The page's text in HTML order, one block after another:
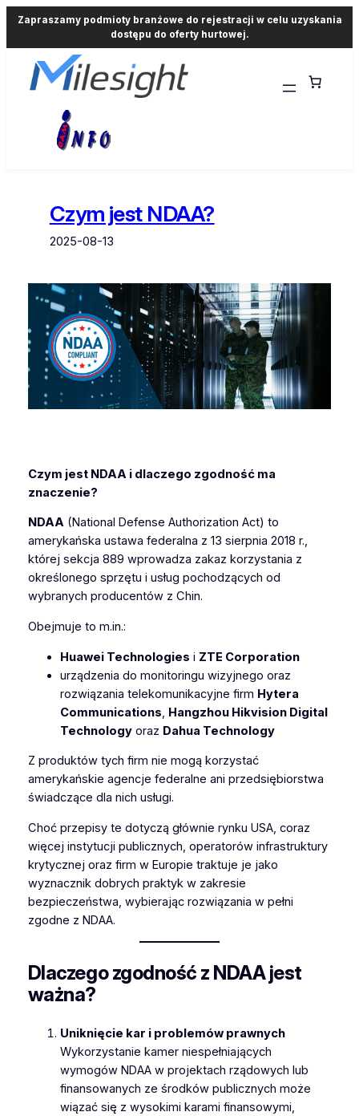
Zapraszamy podmioty branżowe do rejestracji w celu uzyskania
dostępu do oferty hurtowej.
treści
Czym jest NDAA?
2025-08-13
Czym jest NDAA i dlaczego zgodność ma
znaczenie?
NDAA(National Defense Authorization Act) to
amerykańska ustawa federalna z 13 sierpnia 2018 r.,
której sekcja 889 wprowadza zakaz korzystania z
określonego sprzętu i usług pochodzących od
wybranych producentów z Chin.
Obejmuje to m.in.:
Huawei Technologies i ZTE Corporation
urządzenia do monitoringu wizyjnego oraz
rozwiązania telekomunikacyjne firm Hytera
Communications Hangzhou Hikvision Digital
Technologyoraz Dahua Technology
Z produktów tych firm nie mogą korzystać
amerykańskie agencje federalne ani przedsiębiorstwa
świadczące dla nich usługi.
Choć przepisy te dotyczą głównie rynku USA, coraz
więcej instytucji publicznych, operatorów infrastruktury
krytycznej oraz firm w Europie traktuje je jako
wyznacznik dobrych praktyk w zakresie
bezpieczeństwa, wybierając rozwiązania w pełni
zgodne z NDAA.
Dlaczego zgodność z NDAA jest
ważna?
Uniknięcie kar i problemów prawnych
Wykorzystanie kamer niespełniających
wymogów NDAA w projektach rządowych lub
finansowanych ze środków publicznych może
wiązać się z wysokimi karami finansowymi,